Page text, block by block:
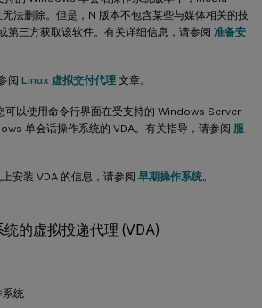
法删除。但是，N 版本不包含某些与媒体相关的技
三方获取该软件。有关详细信息，请参阅 准备安
阅 Linux 虚拟交付代理 文章。
可以使用命令行界面在受支持的 Windows Server
单会话操作系统的 VDA。有关指导，请参阅 服
安装 VDA 的信息，请参阅 早期操作系统。
的虚拟投递代理 (VDA)
统